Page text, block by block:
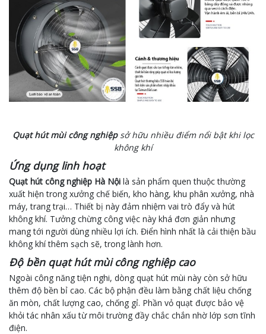
Quạt hút mùi công nghiệpsở hữu nhiều điểm nổi bật khi lọc
không khí
Ứng dụng linh hoạt
Quạt hút công nghiệp Hà Nội là sản phẩm quen thuộc thường
xuất hiện trong xưởng chế biến, kho hàng, khu phân xưởng, nhà
máy, trang trại… Thiết bị này đảm nhiệm vai trò đẩy và hút
không khí. Tưởng chừng công việc này khá đơn giản nhưng
mang tới người dùng nhiều lợi ích. Điển hình nhất là cải thiện bầu
không khí thêm sạch sẽ, trong lành hơn.
Độ bền quạt hút mùi công nghiệp cao
Ngoài công năng tiện nghi, dòng quạt hút mùi này còn sở hữu
thêm độ bền bỉ cao. Các bộ phận đều làm bằng chất liệu chống
ăn mòn, chất lượng cao, chống gỉ. Phần vỏ quạt được bảo vệ
khỏi tác nhân xấu từ môi trường đầy chắc chắn nhờ lớp sơn tĩnh
điện.